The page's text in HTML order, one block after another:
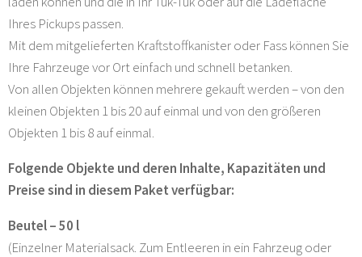
Ihres Pickups passen.
Mit dem mitgelieferten Kraftstoffkanister oder Fass können Sie
Ihre Fahrzeuge vor Ort einfach und schnell betanken.
Von allen Objekten können mehrere gekauft werden – von den
kleinen Objekten 1 bis 20 auf einmal und von den größeren
Objekten 1 bis 8 auf einmal.
Folgende Objekte und deren Inhalte, Kapazitäten und
Preise sind in diesem Paket verfügbar:
Beutel – 50 l
(Einzelner Materialsack. Zum Entleeren in ein Fahrzeug oder